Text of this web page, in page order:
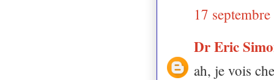
17
Dr Eric
ah, je vois